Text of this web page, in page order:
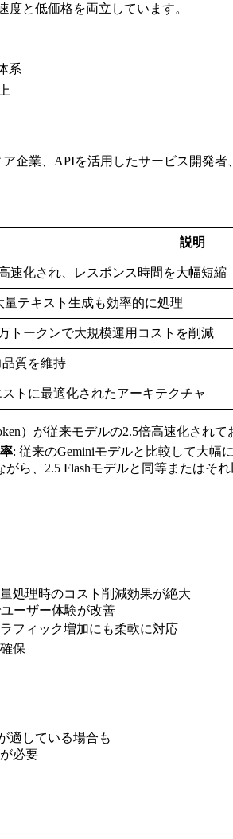
と低価格を両立しています。
系
企業、APIを活用したサービス開発者
説明
速化され、レスポンス時間を大幅短縮
量テキスト生成も効率的に処理
トークンで大規模運用コストを削減
品質を維持
トに最適化されたアーキテクチャ
）が従来モデルの2.5倍高速化され
: 従来のGeminiモデルと比較して大幅
がら、2.5 Flashモデルと同等またはそ
処理時のコスト削減効果が絶大
ーザー体験が改善
フィック増加にも柔軟に対応
保
適している場合も
必要